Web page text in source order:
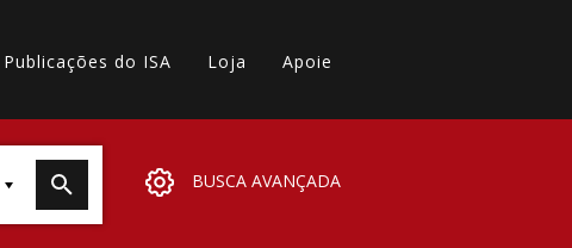
Publicações do ISA Loja Apoie
BUSCA AVANÇADA